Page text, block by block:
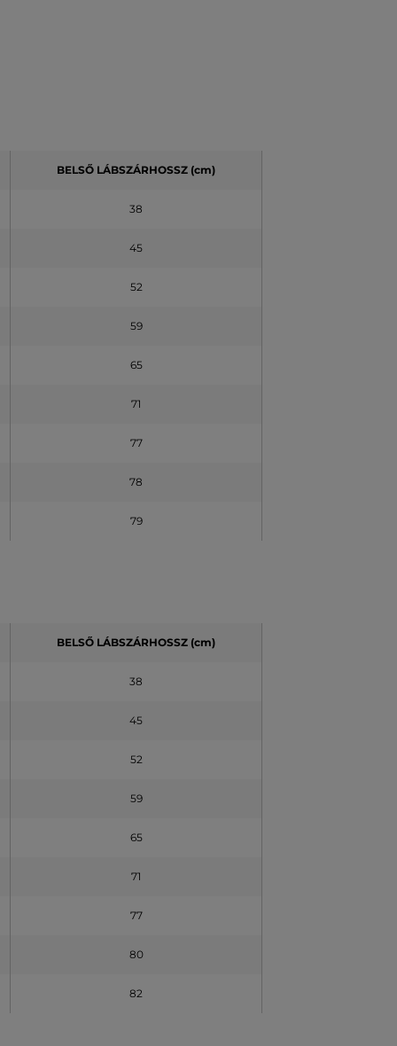
BELSŐ LÁBSZÁRHOSSZ (cm)
38
45
52
59
65
71
77
78
79
BELSŐ LÁBSZÁRHOSSZ (cm)
38
45
52
59
65
71
77
80
82